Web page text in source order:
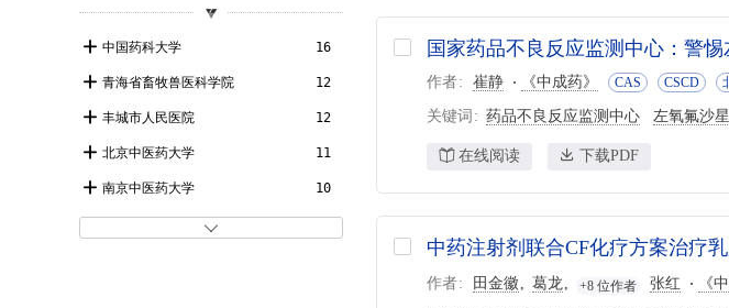
中国临床药理学与治疗学 6
护理学杂志 6
动物医学进展 6
解放军护理杂志 5
刘春香 6
郑文科 6
孙建 6
彭国平 5
李存玉 5
王辉 5
孙志良 4

中国药科大学 16
青海省畜牧兽医科学院 12
丰城市人民医院 12
北京中医药大学 11
南京中医药大学 10
国家药品不良反应监测中心：警
作者 崔静 《中成药》 CAS CSCD
关键词 药品不良反应监测中心 左氧氟沙星
在线阅读 下载PDF
中药注射剂联合CF化疗方案治疗
作者 田金徽 葛龙 +8 位作者 张红 《